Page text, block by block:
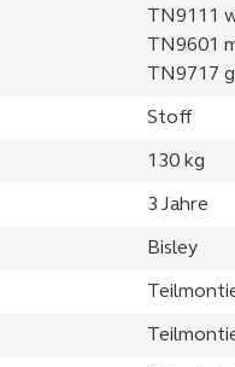
TN9111
TN9601
TN9717
Stoff
130 kg
3 Jahre
Bisley